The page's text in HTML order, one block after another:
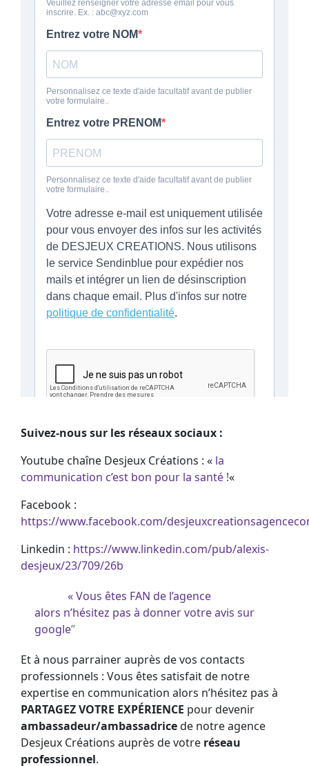
Suivez-nous sur les réseaux sociaux :
Youtube chaîne Desjeux Créations : « la
communication c’est bon pour la santé !«
Facebook :
https://www.facebook.com/
Linkedin : https://www.linkedin.com/pub/alexis-
desjeux/23/709/26b
« Vous êtes FAN de l’agence
alors n’hésitez pas à donner votre avis sur
google”
Et à nous parrainer auprès de vos contacts
professionnels : Vous êtes satisfait de notre
expertise en communication alors n’hésitez pas à
PARTAGEZ VOTRE EXPÉRIENCE pour devenir
ambassadeur/ambassadricede notre agence
Desjeux Créations auprès de votre réseau
professionnel.